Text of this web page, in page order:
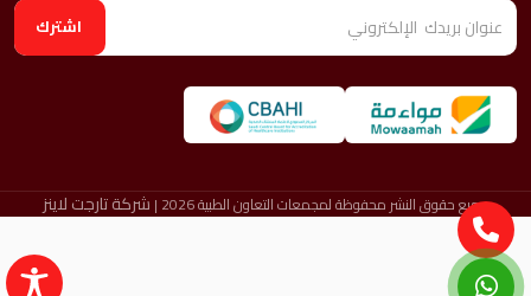
ا
ل
اشترك
جميع حقوق النشر محفوظة لمجمعات التعاون الطبية 2026 | شركة تارجت لاينز